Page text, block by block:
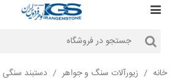
خانه / زیورآلات سنگ و جواهر / دستبند سنگی